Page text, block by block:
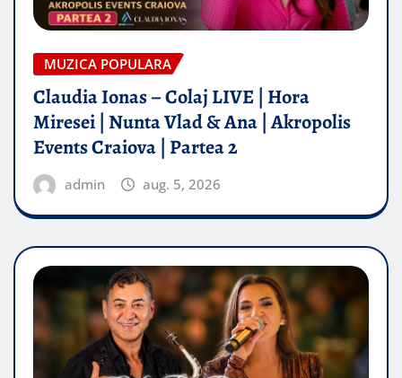
MUZICA POPULARA
Claudia Ionas – Colaj LIVE | Hora
Miresei | Nunta Vlad & Ana | Akropolis
Events Craiova | Partea 2
admin aug. 5, 2026